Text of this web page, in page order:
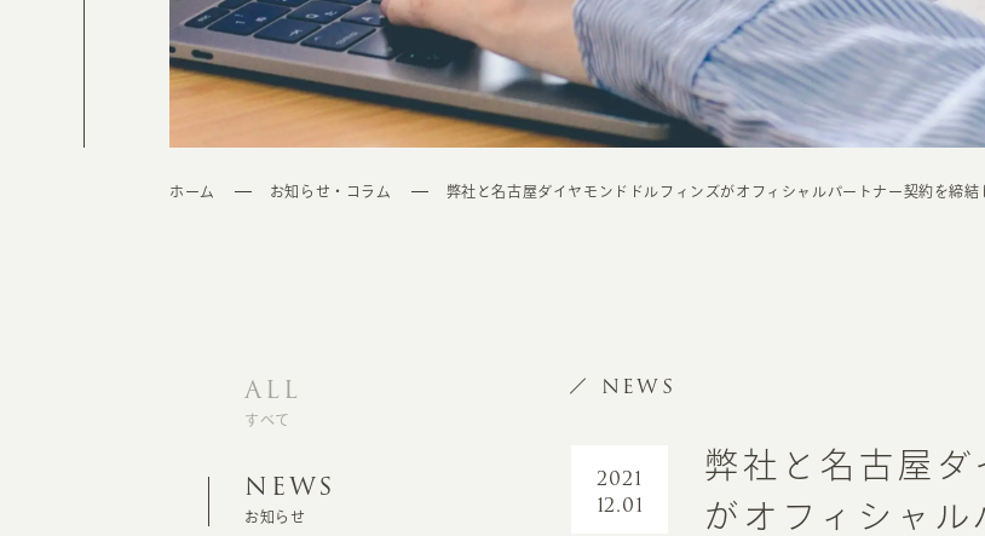
ホーム お知らせ・コラム 弊社と名古屋ダイヤモンドドルフィンズがオフィシャルパートナー契約を締結
ALL
すべて
NEWS
お知らせ
NEWS
弊社と名古屋ダ
がオフィシャル
2021
12.01